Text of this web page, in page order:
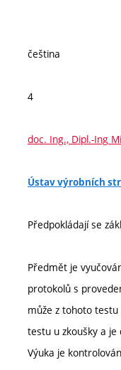
čeština
4
doc. Ing., Dipl.-Ing
Ústav výrobních
Předpokládají se
Předmět je
protokolů s
může z tohoto
testu u zkoušky a je
Výuka je